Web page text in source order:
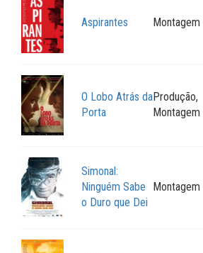
Aspirantes Montagem
O Lobo Atrás da
Porta
Produção,
Montagem
Simonal:
Ninguém Sabe
o Duro que Dei
Montagem